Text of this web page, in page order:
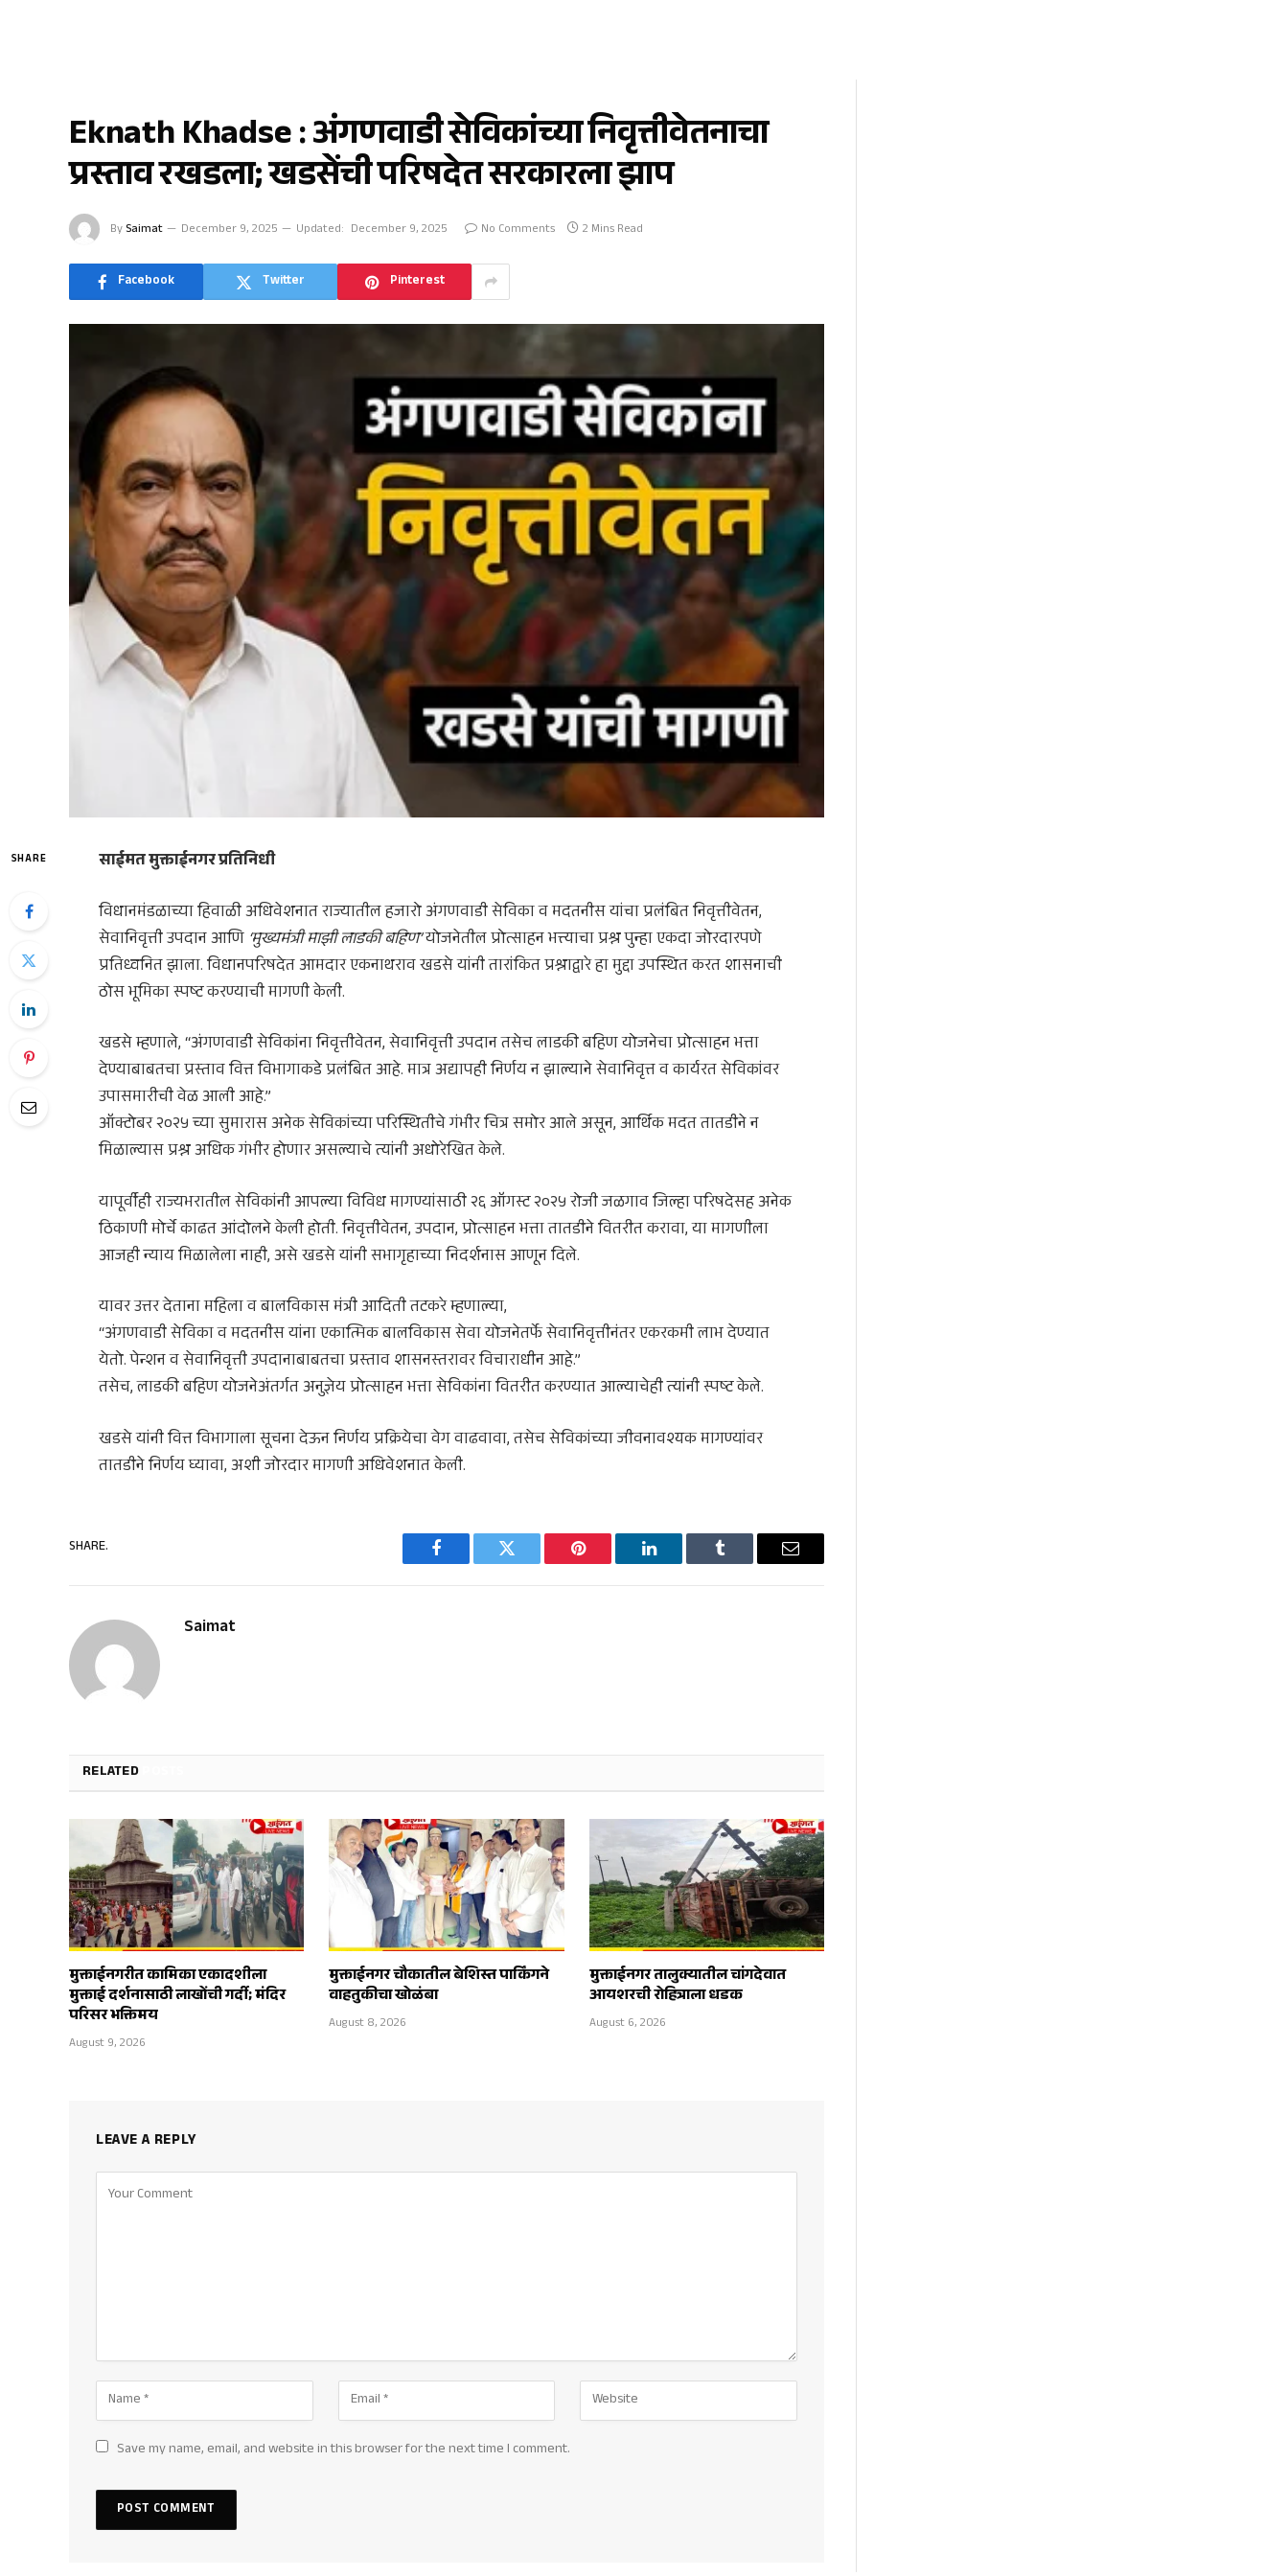
Eknath Khadse : अंगणवाडी सेविकांच्या निवृत्तीवेतनाचा
प्रस्ताव रखडला; खडसेंची परिषदेत सरकारला झाप
By Saimat December 9, 2025 Updated: December 9, 2025 No Comments 2 Mins Read
Facebook Twitter Pinterest
SHARE
साईमत मुक्ताईनगर प्रतिनिधी
विधानमंडळाच्या हिवाळी अधिवेशनात राज्यातील हजारो अंगणवाडी सेविका व मदतनीस यांचा प्रलंबित निवृत्तीवेतन,
सेवानिवृत्ती उपदान आणि ‘मुख्यमंत्री माझी लाडकी बहिण’योजनेतील प्रोत्साहन भत्त्याचा प्रश्न पुन्हा एकदा जोरदारपणे
प्रतिध्वनित झाला. विधानपरिषदेत आमदार एकनाथराव खडसे यांनी तारांकित प्रश्नाद्वारे हा मुद्दा उपस्थित करत शासनाची
ठोस भूमिका स्पष्ट करण्याची मागणी केली.
खडसे म्हणाले, “अंगणवाडी सेविकांना निवृत्तीवेतन, सेवानिवृत्ती उपदान तसेच लाडकी बहिण योजनेचा प्रोत्साहन भत्ता
देण्याबाबतचा प्रस्ताव वित्त विभागाकडे प्रलंबित आहे. मात्र अद्यापही निर्णय न झाल्याने सेवानिवृत्त व कार्यरत सेविकांवर
उपासमारीची वेळ आली आहे.”
ऑक्टोबर २०२५ च्या सुमारास अनेक सेविकांच्या परिस्थितीचे गंभीर चित्र समोर आले असून, आर्थिक मदत तातडीने न
मिळाल्यास प्रश्न अधिक गंभीर होणार असल्याचे त्यांनी अधोरेखित केले.
यापूर्वीही राज्यभरातील सेविकांनी आपल्या विविध मागण्यांसाठी २६ ऑगस्ट २०२५ रोजी जळगाव जिल्हा परिषदेसह अनेक
ठिकाणी मोर्चे काढत आंदोलने केली होती. निवृत्तीवेतन, उपदान, प्रोत्साहन भत्ता तातडीने वितरीत करावा, या मागणीला
आजही न्याय मिळालेला नाही, असे खडसे यांनी सभागृहाच्या निदर्शनास आणून दिले.
यावर उत्तर देताना महिला व बालविकास मंत्री आदिती तटकरे म्हणाल्या,
“अंगणवाडी सेविका व मदतनीस यांना एकात्मिक बालविकास सेवा योजनेतर्फे सेवानिवृत्तीनंतर एकरकमी लाभ देण्यात
येतो. पेन्शन व सेवानिवृत्ती उपदानाबाबतचा प्रस्ताव शासनस्तरावर विचाराधीन आहे.”
तसेच, लाडकी बहिण योजनेअंतर्गत अनुज्ञेय प्रोत्साहन भत्ता सेविकांना वितरीत करण्यात आल्याचेही त्यांनी स्पष्ट केले.
खडसे यांनी वित्त विभागाला सूचना देऊन निर्णय प्रक्रियेचा वेग वाढवावा, तसेच सेविकांच्या जीवनावश्यक मागण्यांवर
तातडीने निर्णय घ्यावा, अशी जोरदार मागणी अधिवेशनात केली.
SHARE.
Facebook Twitter Pinterest LinkedIn Tumblr Email
Saimat
RELATED
मुक्ताईनगरीत कामिका एकादशीला
मुक्ताई दर्शनासाठी लाखोंची गर्दी; मंदिर
परिसर भक्तिमय
August 9, 2026
मुक्ताईनगर चौकातील बेशिस्त पार्किंगने
वाहतुकीचा खोळंबा
August 8, 2026
मुक्ताईनगर तालुक्यातील चांगदेवात
आयशरची रोहित्राला धडक
August 6, 2026
LEAVE A REPLY
Save my name, email, and website in this browser for the next time I comment.